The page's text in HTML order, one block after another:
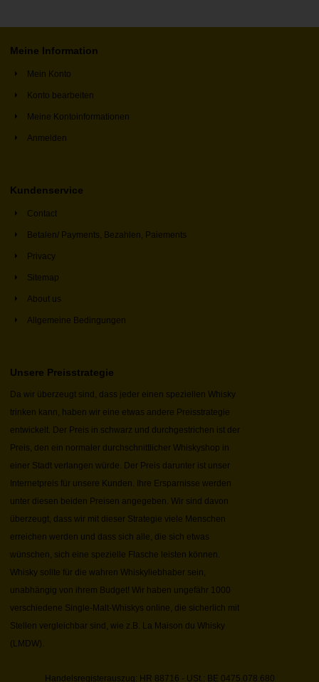
Meine Information
Mein Konto
Konto bearbeiten
Meine Kontoinformationen
Anmelden
Kundenservice
Contact
Betalen/ Payments, Bezahlen, Paiements
Privacy
Sitemap
About us
Allgemeine Bedingungen
Unsere Preisstrategie
Da wir überzeugt sind, dass jeder einen speziellen Whisky
trinken kann, haben wir eine etwas andere Preisstrategie
entwickelt. Der Preis in schwarz und durchgestrichen ist der
Preis, den ein normaler durchschnittlicher Whiskyshop in
einer Stadt verlangen würde. Der Preis darunter ist unser
Internetpreis für unsere Kunden. Ihre Ersparnisse werden
unter diesen beiden Preisen angegeben. Wir sind davon
überzeugt, dass wir mit dieser Strategie viele Menschen
erreichen werden und dass sich alle, die sich etwas
wünschen, sich eine spezielle Flasche leisten können.
Whisky sollte für die wahren Whiskyliebhaber sein,
unabhängig von ihrem Budget! Wir haben ungefähr 1000
verschiedene Single-Malt-Whiskys online, die sicherlich mit
Stellen vergleichbar sind, wie z.B. La Maison du Whisky
(LMDW).
Handelsregisterauszug: HR 88716 - USt.: BE 0475.078.680